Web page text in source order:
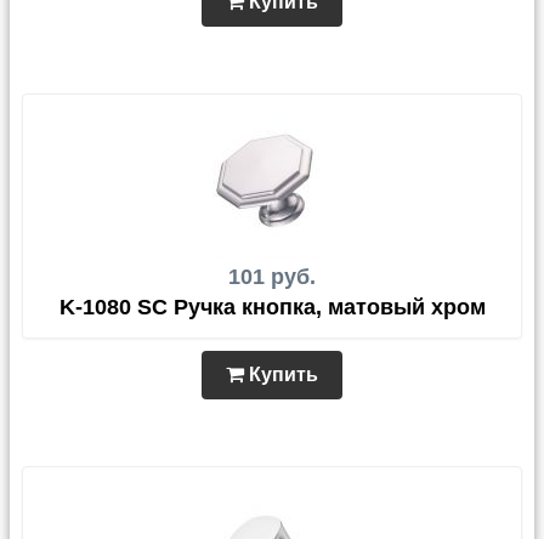
101 руб.
K-1080 SC Ручка кнопка, матовый хром
Купить